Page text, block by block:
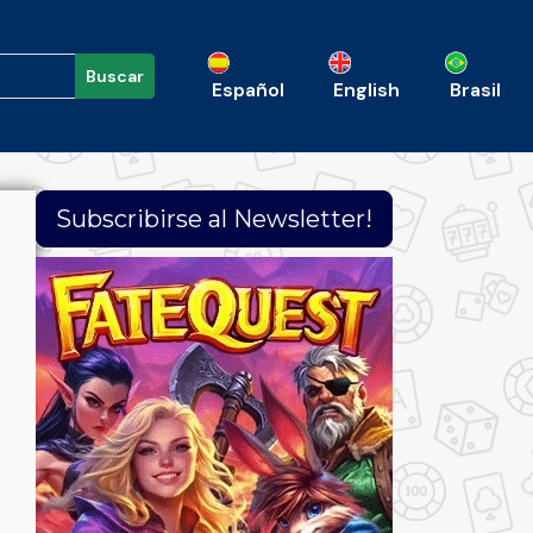
Buscar
Español English Brasil
Subscribirse al Newsletter!